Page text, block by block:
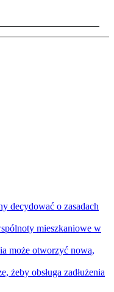
decydować o zasadach
mieszkaniowe w
może otworzyć nową,
żeby obsługa zadłużenia